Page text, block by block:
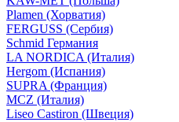
Plamen (Хорватия)
FERGUSS (Сербия)
Schmid Германия
LA NORDICA (Италия)
Hergom (Испания)
SUPRA (Франция)
MCZ (Италия)
Liseo Castiron (Швеция)